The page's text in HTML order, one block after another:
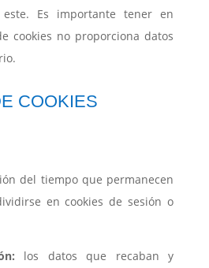
Es importante tener en
cookies no proporciona datos
COOKIES
del tiempo que permanecen
en cookies de sesión o
los datos que recaban y